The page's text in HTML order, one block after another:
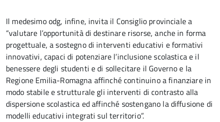
Il medesimo odg, infine, invita il Consiglio provinciale a
“valutare l’opportunità di destinare risorse, anche in forma
progettuale, a sostegno di interventi educativi e formativi
innovativi, capaci di potenziare l’inclusione scolastica e il
benessere degli studenti e di sollecitare il Governo e la
Regione Emilia-Romagna affinché continuino a finanziare in
modo stabile e strutturale gli interventi di contrasto alla
dispersione scolastica ed affinché sostengano la diffusione di
modelli educativi integrati sul territorio”.